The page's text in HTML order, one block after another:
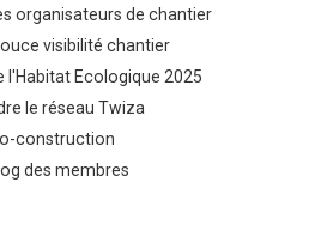
organisateurs de chantier
visibilité chantier
l'Habitat Ecologique 2025
le réseau Twiza
construction
des membres